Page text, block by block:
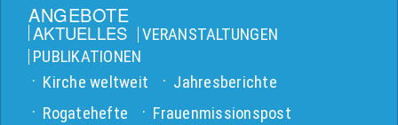
ANGEBOTE
AKTUELLES
VERANSTALTUNGEN
PUBLIKATIONEN
Kirche weltweit
Jahresberichte
Rogatehefte
Frauenmissionspost